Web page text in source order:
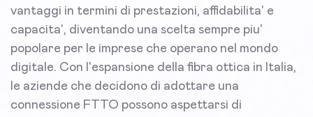
vantaggi in termini di prestazioni, affidabilita' e
capacita', diventando una scelta sempre piu'
popolare per le imprese che operano nel mondo
digitale. Con l'espansione della fibra ottica in Italia,
le aziende che decidono di adottare una
connessione FTTO possono aspettarsi di